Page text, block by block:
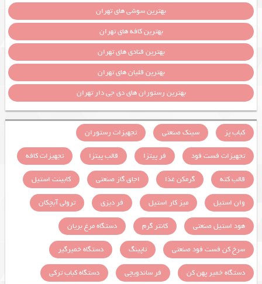
بهترین سوشی های تهران
بهترین کافه های تهران
بهترین قنادی های تهران
بهترین قلیان های تهران
بهترین رستوران های دی جی دار تهران
کباب پز سینک صنعتی
تجهیزات رستوران
تجهیزات فست فود
فر پیتزا قالب پیتزا
تجهیزات کافه
قالب کته
گرمکن غذا اجاق گاز صنعتی
کابینت استیل
وان استیل
میز کار استیل فر دیزی
ترولی آبچکان
هود استیل صنعتی
کانتر گرم
دستگاه مرغ بریان
سرخ کن فست فود صنعتی
تاپینگ
دستگاه خمیرگیر
دستگاه خمیر پهن کن
فر ساندویچی
دستگاه کباب ترکی